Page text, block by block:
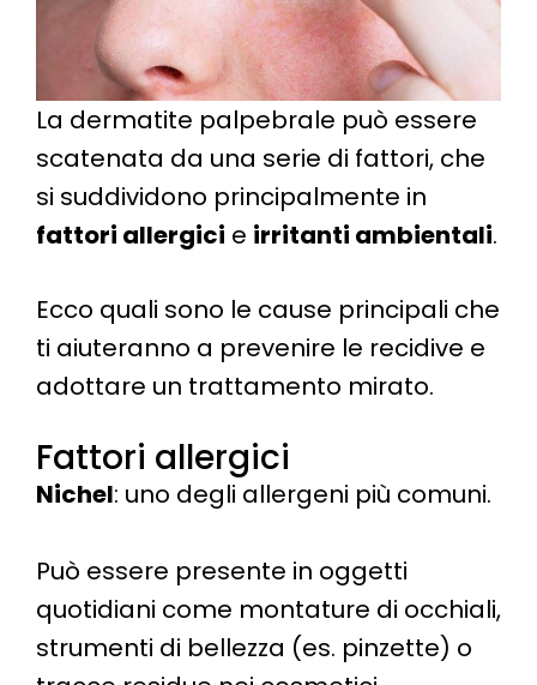
La dermatite palpebrale può essere
scatenata da una serie di fattori, che
si suddividono principalmente in
fattori allergici e irritanti ambientali.
Ecco quali sono le cause principali che
ti aiuteranno a prevenire le recidive e
adottare un trattamento mirato.
Fattori allergici
Nichel: uno degli allergeni più comuni.
Può essere presente in oggetti
quotidiani come montature di occhiali,
strumenti di bellezza (es. pinzette) o